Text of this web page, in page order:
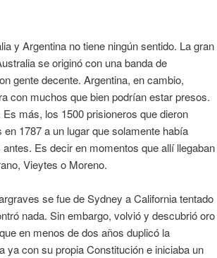
y Argentina no tiene ningún sentido. La gran
se originó con una banda de
gente decente. Argentina, en cambio,
con muchos que bien podrían estar presos.
más, los 1500 prisioneros que dieron
1787 a un lugar que solamente había
Es decir en momentos que allí llegaban
Vieytes o Moreno.
se fue de Sydney a California tentado
nada. Sin embargo, volvió y descubrió oro
en menos de dos años duplicó la
ya con su propia Constitución e iniciaba un